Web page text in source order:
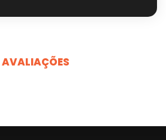
AVALIAÇÕES